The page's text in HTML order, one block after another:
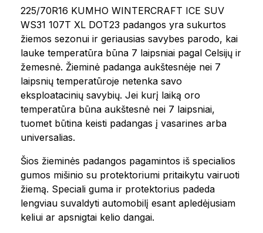
225/70R16 KUMHO WINTERCRAFT ICE SUV
WS31 107T XL DOT23 padangos yra sukurtos
žiemos sezonui ir geriausias savybes parodo, kai
lauke temperatūra būna 7 laipsniai pagal Celsijų ir
žemesnė. Žieminė padanga aukštesnėje nei 7
laipsnių temperatūroje netenka savo
eksploatacinių savybių. Jei kurį laiką oro
temperatūra būna aukštesnė nei 7 laipsniai,
tuomet būtina keisti padangas į vasarines arba
universalias.
Šios žieminės padangos pagamintos iš specialios
gumos mišinio su protektoriumi pritaikytu vairuoti
žiemą. Speciali guma ir protektorius padeda
lengviau suvaldyti automobilį esant apledėjusiam
keliui ar apsnigtai kelio dangai.